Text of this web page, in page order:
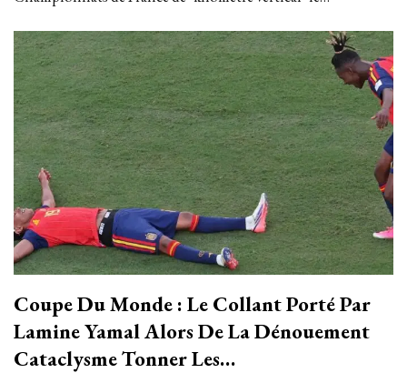
Coupe Du Monde : Le Collant Porté Par
Lamine Yamal Alors De La Dénouement
Cataclysme Tonner Les…